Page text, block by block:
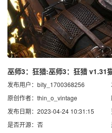
巫师3：狂猎:巫师3：狂猎 v1.31
发布用户：bity_1700368256
原创作者：thin_o_vintage
发布日期：2023-04-24 10:31:15
是否开源：否